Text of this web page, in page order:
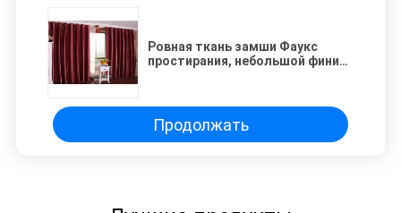
Ровная ткань замши Фаукс
простирания, небольшой финиш
Продолжать